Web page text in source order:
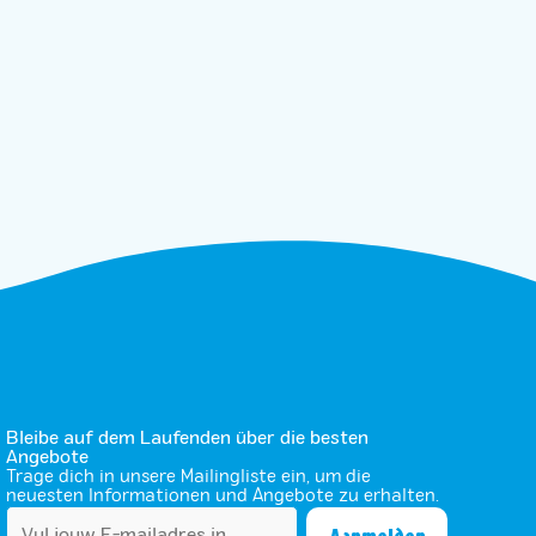
Bleibe auf dem Laufenden über die besten
Angebote
Trage dich in unsere Mailingliste ein, um die
neuesten Informationen und Angebote zu erhalten.